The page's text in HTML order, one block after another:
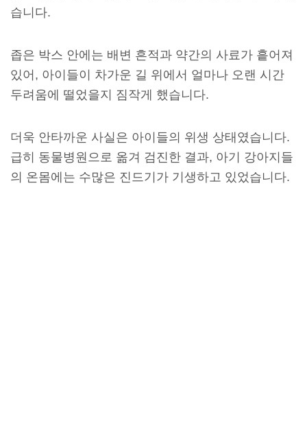
습니다.
좁은 박스 안에는 배변 흔적과 약간의 사료가 흩어져
있어, 아이들이 차가운 길 위에서 얼마나 오랜 시간
두려움에 떨었을지 짐작게 했습니다.
더욱 안타까운 사실은 아이들의 위생 상태였습니다.
급히 동물병원으로 옮겨 검진한 결과, 아기 강아지들
의 온몸에는 수많은 진드기가 기생하고 있었습니다.